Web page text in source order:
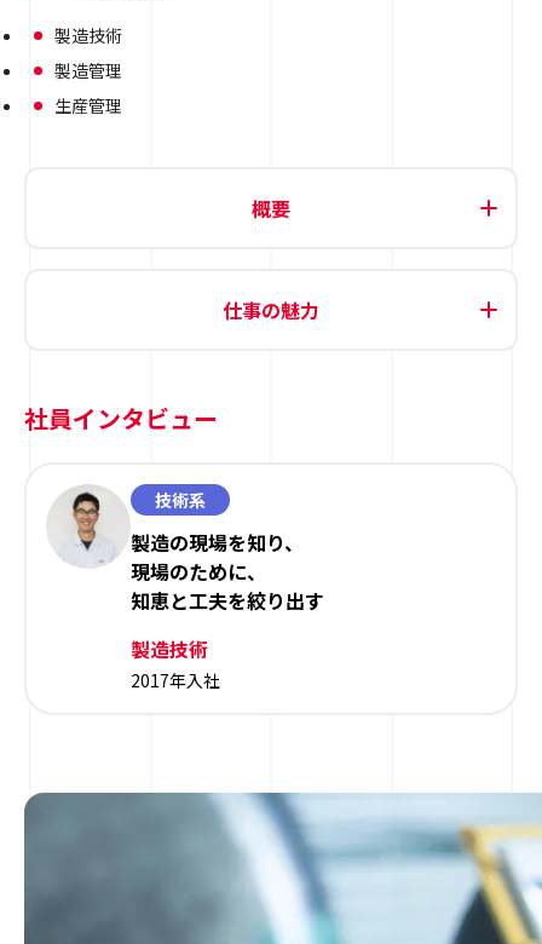
製造技術
製造管理
生産管理
概要
仕事の魅力
社員インタビュー
技術系
製造の現場を知り、
現場のために、
知恵と工夫を絞り出す
製造技術
2017年入社